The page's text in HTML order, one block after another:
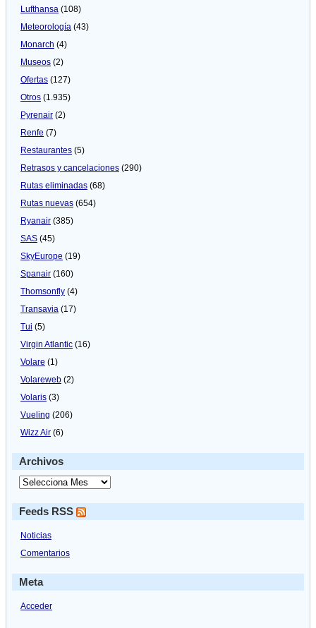
Lufthansa (108)
Meteorologí­a (43)
Monarch (4)
Museos (2)
Ofertas (127)
Otros (1.935)
Pyrenair (2)
Renfe (7)
Restaurantes (5)
Retrasos y cancelaciones (290)
Rutas eliminadas (68)
Rutas nuevas (654)
Ryanair (385)
SAS (45)
SkyEurope (19)
Spanair (160)
Thomsonfly (4)
Transavia (17)
Tui (5)
Virgin Atlantic (16)
Volare (1)
Volareweb (2)
Volaris (3)
Vueling (206)
Wizz Air (6)
Archivos
Feeds RSS
Noticias
Comentarios
Meta
Acceder